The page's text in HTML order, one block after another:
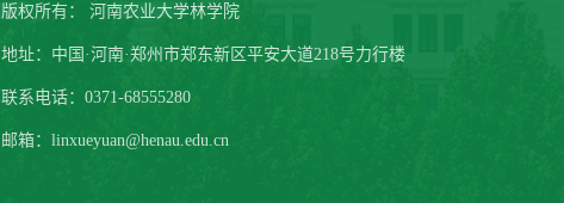
版权所有： 河南农业大学林学院
地址：中国·河南·郑州市郑东新区平安大道218号力行楼
联系电话：0371-68555280
邮箱：linxueyuan@henau.edu.cn